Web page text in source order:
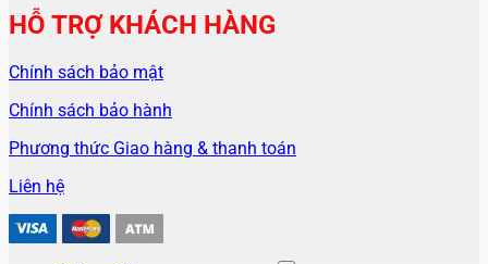
HỖ TRỢ KHÁCH HÀNG
Chính sách bảo mật
Chính sách bảo hành
Phương thức Giao hàng & thanh toán
Liên hệ